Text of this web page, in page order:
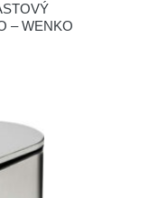
– WENKO